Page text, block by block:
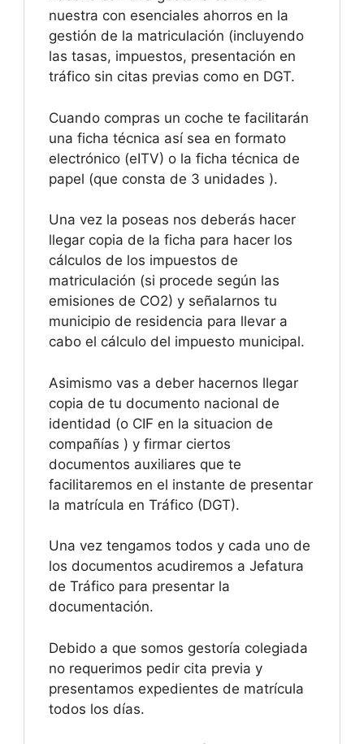
nuestra con esenciales ahorros en la
gestión de la matriculación (incluyendo
las tasas, impuestos, presentación en
tráfico sin citas previas como en DGT.
Cuando compras un coche te facilitarán
una ficha técnica así sea en formato
electrónico (eITV) o la ficha técnica de
papel (que consta de 3 unidades ).
Una vez la poseas nos deberás hacer
llegar copia de la ficha para hacer los
cálculos de los impuestos de
matriculación (si procede según las
emisiones de CO2) y señalarnos tu
municipio de residencia para llevar a
cabo el cálculo del impuesto municipal.
Asimismo vas a deber hacernos llegar
copia de tu documento nacional de
identidad (o CIF en la situacion de
compañías ) y firmar ciertos
documentos auxiliares que te
facilitaremos en el instante de presentar
la matrícula en Tráfico (DGT).
Una vez tengamos todos y cada uno de
los documentos acudiremos a Jefatura
de Tráfico para presentar la
documentación.
Debido a que somos gestoría colegiada
no requerimos pedir cita previa y
presentamos expedientes de matrícula
todos los días.